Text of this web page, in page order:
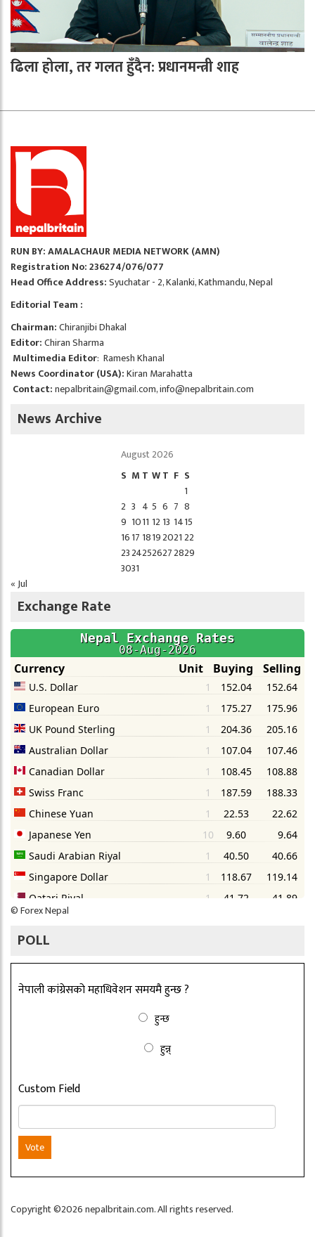
ढिला होला, तर गलत हुँदैन: प्रधानमन्त्री शाह
RUN BY: AMALACHAUR MEDIA NETWORK (AMN)
Registration No: 236274/076/077
Head Office Address:Syuchatar - 2, Kalanki, Kathmandu, Nepal
Editorial Team :
Chairman:Chiranjibi Dhakal
Editor:Chiran Sharma
Multimedia Editor: Ramesh Khanal
News Coordinator (USA):Kiran Marahatta
Contact:nepalbritain@gmail.com,info@nepalbritain.com
News Archive
August 2026
S M T WT F S
1
2 3 4 5 6 7 8
9 1011 12 13 1415
1617 1819202122
23242526272829
3031
« Jul
Exchange Rate
©Forex Nepal
POLL
नेपाली कांग्रेसको महाधिवेशन समयमै हुन्छ ?
हुन्छ
हुन्न्
Custom Field
Vote
Copyright ©2026 nepalbritain.com. All rights reserved.